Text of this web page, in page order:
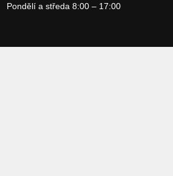
Pondělí a středa 8:00 – 17:00